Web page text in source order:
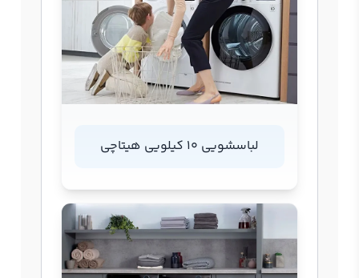
لباسشویی 10 کیلویی هیتاچی